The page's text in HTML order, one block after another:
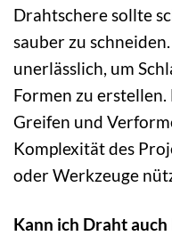
Drahtschere sollte
sauber zu
unerlässlich, um
Formen zu
Greifen und
Komplexität des
oder Werkzeuge
Kann ich Draht